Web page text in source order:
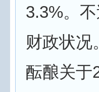
3.3%。
财政状况
酝酿关于